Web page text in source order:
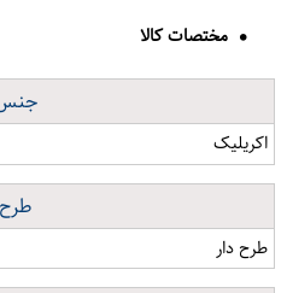
مختصات کالا
اکریلیک
طرح
طرح دار